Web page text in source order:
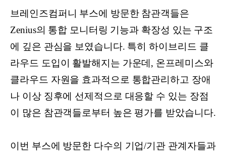
브레인즈컴퍼니 부스에 방문한 참관객들은
Zenius의 통합 모니터링 기능과 확장성 있는 구조
에 깊은 관심을 보였습니다. 특히 하이브리드 클
라우드 도입이 활발해지는 가운데, 온프레미스와
클라우드 자원을 효과적으로 통합관리하고 장애
나 이상 징후에 선제적으로 대응할 수 있는 장점
이 많은 참관객들로부터 높은 평가를 받았습니다.
이번 부스에 방문한 다수의 기업/기관 관계자들과